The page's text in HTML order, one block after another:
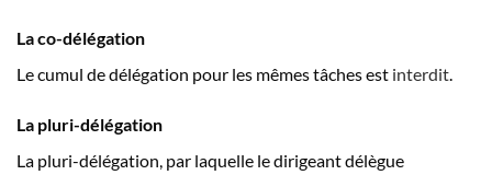
La co-délégation
Le cumul de délégation pour les mêmes tâches est interdit.
La pluri-délégation
La pluri-délégation, par laquelle le dirigeant délègue